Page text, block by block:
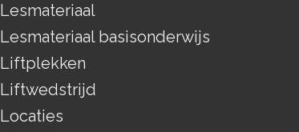
Lesmateriaal
Lesmateriaal basisonderwijs
Liftplekken
Liftwedstrijd
Locaties